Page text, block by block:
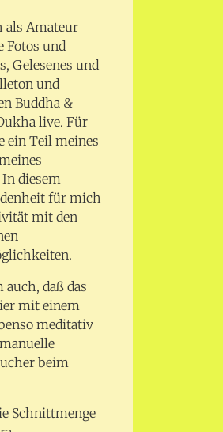
als Amateur
Fotos und
Gelesenes und
und
Buddha &
live. Für
ein Teil meines
diesem
für mich
mit den
daß das
mit einem
meditativ
beim
Schnittmenge